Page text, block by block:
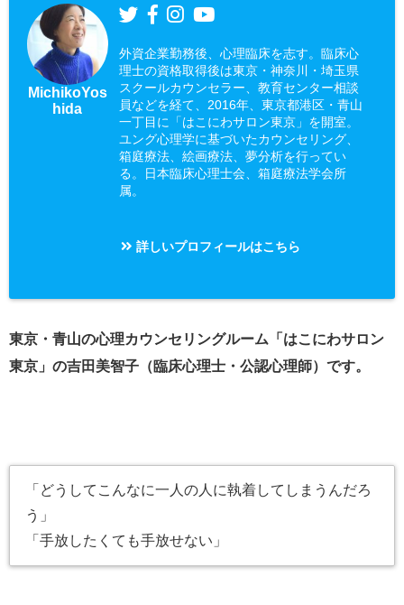
MichikoYos
hida
外資企業勤務後、心理臨床を志す。臨床心
理士の資格取得後は東京・神奈川・埼玉県
スクールカウンセラー、教育センター相談
員などを経て、2016年、東京都港区・青山
一丁目に「はこにわサロン東京」を開室。
ユング心理学に基づいたカウンセリング、
箱庭療法、絵画療法、夢分析を行ってい
る。日本臨床心理士会、箱庭療法学会所
属。
詳しいプロフィールはこちら
東京・青山の心理カウンセリングルーム「はこにわサロン
東京」の吉田美智子（臨床心理士・公認心理師）です。
「どうしてこんなに一人の人に執着してしまうんだろ
う」
「手放したくても手放せない」